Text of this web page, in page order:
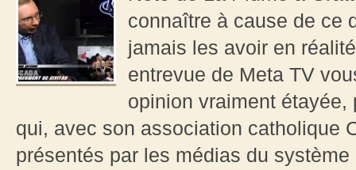
connaître à cause de ce
jamais les avoir en
entrevue de Meta TV
opinion vraiment
qui, avec son association catholique
présentés par les médias du